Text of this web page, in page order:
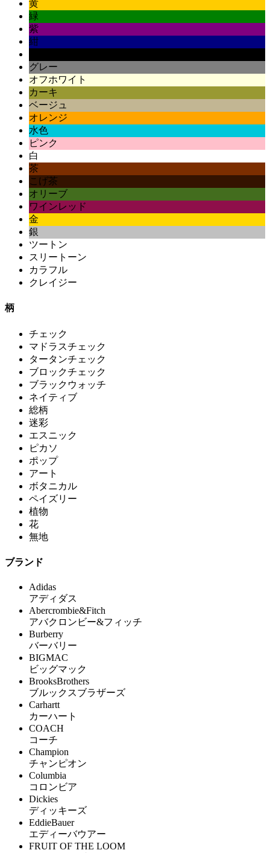
黄
緑
紫
紺
グレー
オフホワイト
カーキ
ベージュ
オレンジ
水色
ピンク
白
茶
こげ茶
オリーブ
ワインレッド
金
銀
ツートン
スリートーン
カラフル
クレイジー
柄
チェック
マドラスチェック
タータンチェック
ブロックチェック
ブラックウォッチ
ネイティブ
総柄
迷彩
エスニック
ピカソ
ポップ
アート
ボタニカル
ペイズリー
植物
花
無地
ブランド
Adidas
アディダス
Abercrombie&Fitch
アバクロンビー&フィッチ
Burberry
バーバリー
BIGMAC
ビッグマック
BrooksBrothers
ブルックスブラザーズ
Carhartt
カーハート
COACH
コーチ
Champion
チャンピオン
Columbia
コロンビア
Dickies
ディッキーズ
EddieBauer
エディーバウアー
FRUIT OF THE LOOM